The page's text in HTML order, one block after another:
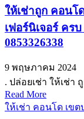
ให้เช่าถูก คอนโ
เฟอร์นิเจอร์ คร
0853326338
9 พฤษภาคม 2024
. ปล่อยเช่า ให้เช่า
Read More
ให้เช่า คอนโด เขต